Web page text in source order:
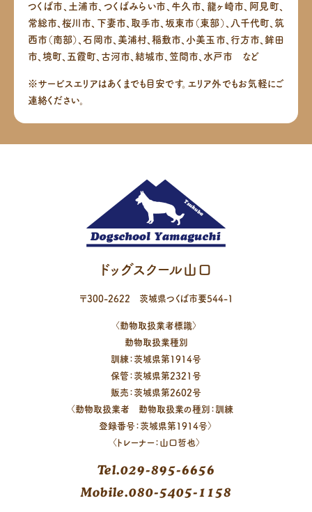
つくば市、土浦市、つくばみらい市、牛久市、龍ヶ崎市、阿見町、
常総市、桜川市、下妻市、取手市、坂東市（東部）、八千代町、筑
西市（南部）、石岡市、美浦村、稲敷市、小美玉市、行方市、鉾田
市、境町、五霞町、古河市、結城市、笠間市、水戸市 など
※サービスエリアはあくまでも目安です。エリア外でもお気軽にご
連絡ください。
ドッグスクール山口
〒300-2622 茨城県つくば市要544-1
〈動物取扱業者標識〉
動物取扱業種別
訓練：茨城県第1914号
保管：茨城県第2321号
販売：茨城県第2602号
〈動物取扱業者 動物取扱業の種別：訓練
登録番号：茨城県第1914号〉
〈トレーナー：山口哲也〉
Tel.029-895-6656
Mobile.080-5405-1158